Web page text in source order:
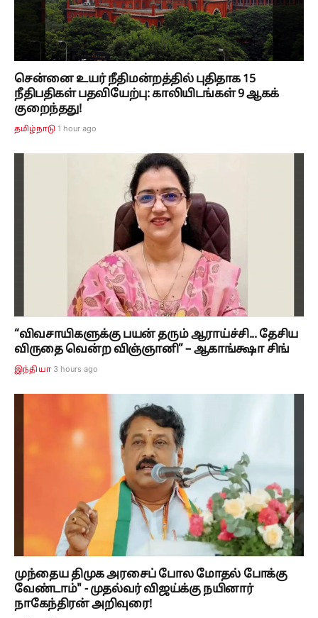
சென்னை உயர் நீதிமன்றத்தில் புதிதாக 15
நீதிபதிகள் பதவியேற்பு: காலியிடங்கள் 9 ஆகக்
குறைந்தது!
தமிழ்நாடு 1 hour ago
“விவசாயிகளுக்கு பயன் தரும் ஆராய்ச்சி... தேசிய
விருதை வென்ற விஞ்ஞானி” – ஆகாங்க்ஷா சிங்
இந்தியா 3 hours ago
முந்தைய திமுக அரசைப் போல மோதல் போக்கு
வேண்டாம்" - முதல்வர் விஜய்க்கு நயினார்
நாகேந்திரன் அறிவுரை!